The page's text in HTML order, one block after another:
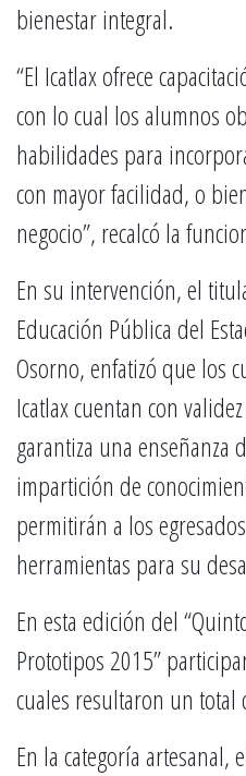
bienestar integral.
“El Icatlax ofrece
con lo cual los alumnos
habilidades para
con mayor facilidad, o
negocio”, recalcó la
En su intervención, el
Educación Pública del
Osorno, enfatizó que los
Icatlax cuentan con
garantiza una enseñanza
impartición de
permitirán a los
herramientas para su
En esta edición del
Prototipos 2015”
cuales resultaron un total
En la categoría